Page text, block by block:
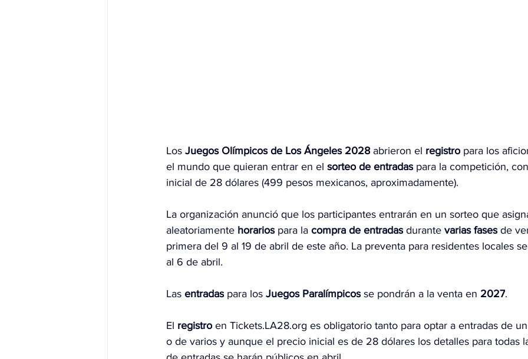
Los Juegos Olímpicos de Los Ángeles 2028 abrieron el registro para los
el mundo que quieran entrar en el sorteo de entradas para la competición,
inicial de 28 dólares (499 pesos mexicanos, aproximadamente).
La organización anunció que los participantes entrarán en un sorteo que
aleatoriamente horarios para la compra de entradas durante varias fases de
primera del 9 al 19 de abril de este año. La preventa para residentes locales
al 6 de abril.
Las entradas para los Juegos Paralímpicos se pondrán a la venta en 2027.
El registro en Tickets.LA28.org es obligatorio tanto para optar a entradas de
o de varios y aunque el precio inicial es de 28 dólares los detalles para todas